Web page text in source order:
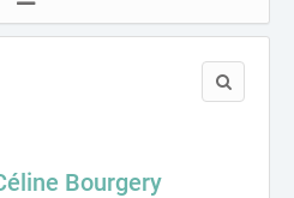
Bourgery